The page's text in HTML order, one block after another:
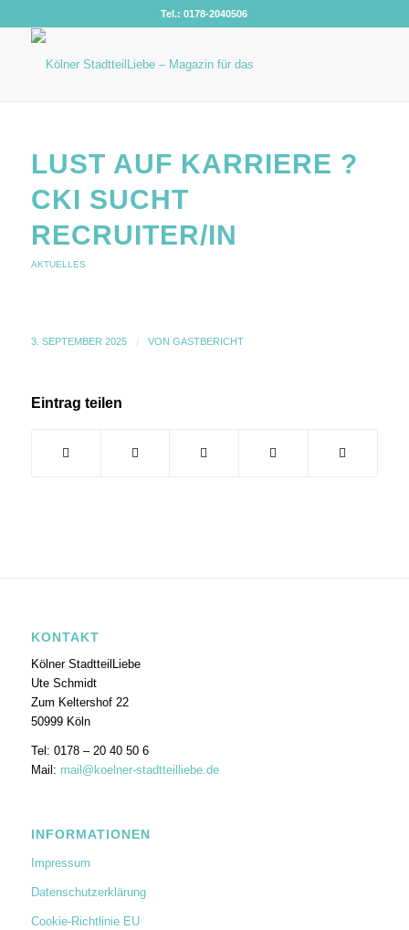
Tel.: 0178-2040506
LUST AUF KARRIERE ?
CKI SUCHT
RECRUITER/IN
AKTUELLES
3. SEPTEMBER 2025 / VON GASTBERICHT
Eintrag teilen
KONTAKT
Kölner StadtteilLiebe
Ute Schmidt
Zum Keltershof 22
50999 Köln
Tel: 0178 – 20 40 50 6
Mail: mail@koelner-stadtteilliebe.de
INFORMATIONEN
Impressum
Datenschutzerklärung
Cookie-Richtlinie EU